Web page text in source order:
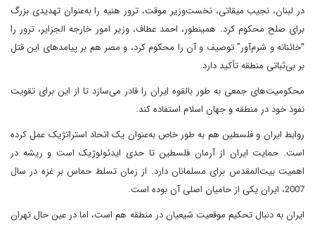
در لبنان، نجیب میقاتی، نخست‌وزیر موقت، ترور هنیه را به‌عنوان تهدیدی بزرگ
برای صلح محکوم کرد. همینطور، احمد عطاف، وزیر امور خارجه الجزایر، ترور را
“خائنانه و شرم‌آور” توصیف و آن را محکوم کرد، و مصر هم بر پیامدهای این قتل
بر بی‌ثباتی منطقه تأکید دارد.
محکومیت‌های جمعی به طور بالقوه ایران را قادر می‌سازد تا از این برای تقویت
نفوذ خود در منطقه و جهان اسلام استفاده کند.
روابط ایران و فلسطین هم به طور خاص به‌عنوان یک اتحاد استراتژیک عمل کرده
است. حمایت ایران از آرمان فلسطین تا حدی ایدئولوژیک است و ریشه در
اهمیت بیت‌المقدس برای مسلمانان دارد. از زمان تسلط حماس بر غزه در سال
2007، ایران یکی از حامیان اصلی آن بوده است.
ایران به دنبال تحکیم موقعیت شیعیان در منطقه هم است، اما در عین حال تهران